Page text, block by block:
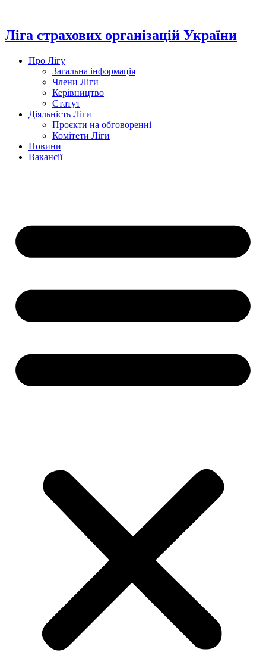
вмісту
Ліга страхових організацій України
Про Лігу
Загальна інформація
Члени Ліги
Керівництво
Статут
Діяльність Ліги
Проєкти на обговоренні
Комітети Ліги
Новини
Вакансії